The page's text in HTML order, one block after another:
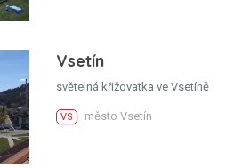
Vsetín
světelná křižovatka ve Vsetíně
VS město Vsetín